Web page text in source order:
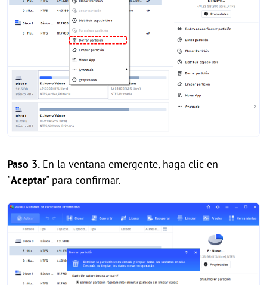
Paso 3. En la ventana emergente, haga clic en
"Aceptar" para confirmar.